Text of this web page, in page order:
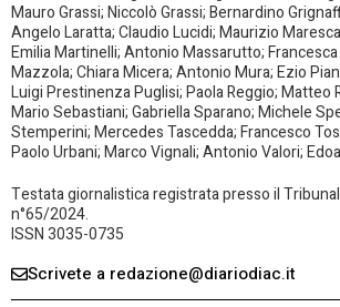
Mauro Grassi; Niccolò Grassi; Bernardino
Angelo Laratta; Claudio Lucidi; Maurizio
Emilia Martinelli; Antonio Massarutto;
Mazzola; Chiara Micera; Antonio Mura; Ezio
Luigi Prestinenza Puglisi; Paola Reggio; Matteo
Mario Sebastiani; Gabriella Sparano; Michele
Stemperini; Mercedes Tascedda; Francesco
Paolo Urbani; Marco Vignali; Antonio Valori;
Testata giornalistica registrata presso il
n°65/2024.
ISSN 3035-0735
Scrivete a redazione@diariodiac.it